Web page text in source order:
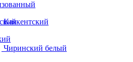
Каякентский
Чиринский белый